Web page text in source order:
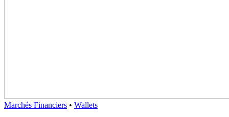
Marchés Financiers • Wallets